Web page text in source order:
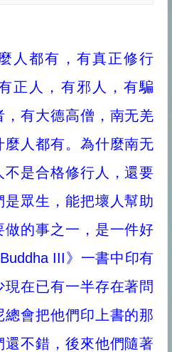
人都有，有真正修行
正人，有邪人，有騙
有大德高僧，南无羌
人都有。為什麼南无
不是合格修行人，還要
眾生，能把壞人幫助
做的事之一，是一件好
III》一書中印有
在已有一半存在著問
會把他們印上書的那
不錯，後來他們隨著